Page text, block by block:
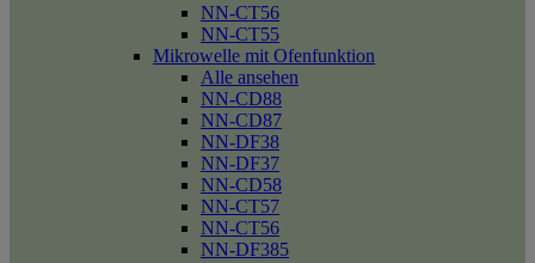
NN-CT56
NN-CT55
Mikrowelle mit Ofenfunktion
Alle ansehen
NN-CD88
NN-CD87
NN-DF38
NN-DF37
NN-CD58
NN-CT57
NN-CT56
NN-DF385